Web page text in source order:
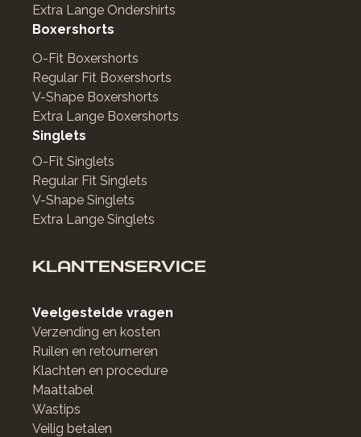
Extra Lange Ondershirts
Boxershorts
O-Fit Boxershorts
Regular Fit Boxershorts
V-Shape Boxershorts
Extra Lange Boxershorts
Singlets
O-Fit Singlets
Regular Fit Singlets
V-Shape Singlets
Extra Lange Singlets
KLANTENSERVICE
Veelgestelde vragen
Verzending en kosten
Ruilen en retourneren
Klachten en procedure
Maattabel
Wastips
Veilig betalen